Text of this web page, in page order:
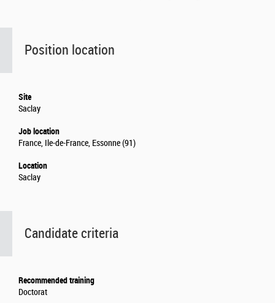
Position location
Site
Saclay
Job location
France, Ile-de-France, Essonne (91)
Location
Saclay
Candidate criteria
Recommended training
Doctorat